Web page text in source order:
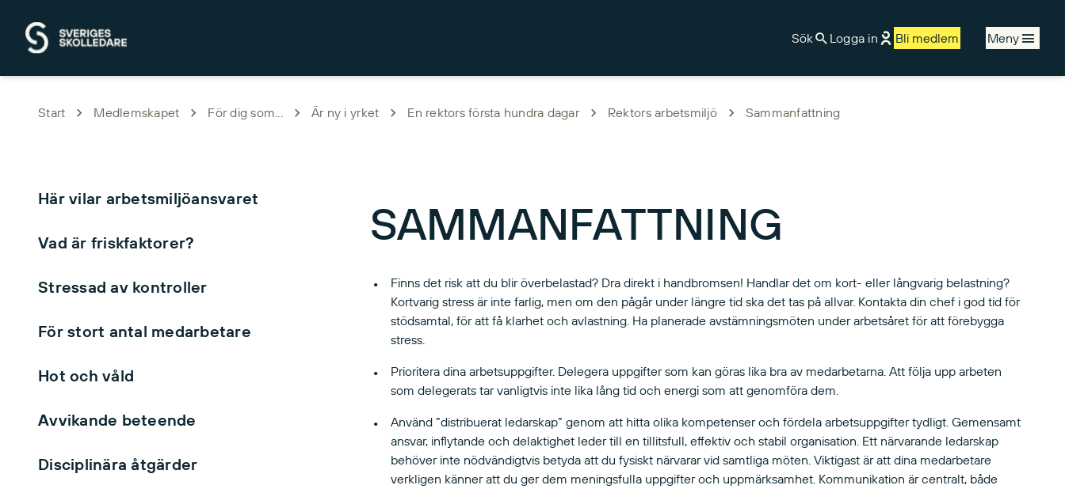
Sök
Logga in Bli medlem Meny
Start Medlemskapet För dig som... Är ny i yrket En rektors första hundra dagar Rektors arbetsmiljö Sammanfattning
Här vilar arbetsmiljöansvaret
Vad är friskfaktorer?
Stressad av kontroller
För stort antal medarbetare
Hot och våld
Avvikande beteende
Disciplinära åtgärder
SAMMANFATTNING
Finns det risk att du blir överbelastad? Dra direkt i handbromsen! Handlar det om kort- eller långvarig belastning?
Kortvarig stress är inte farlig, men om den pågår under längre tid ska det tas på allvar. Kontakta din chef i god tid för
stödsamtal, för att få klarhet och avlastning. Ha planerade avstämningsmöten under arbetsåret för att förebygga
stress.
Prioritera dina arbetsuppgifter. Delegera uppgifter som kan göras lika bra av medarbetarna. Att följa upp arbeten
som delegerats tar vanligtvis inte lika lång tid och energi som att genomföra dem.
Använd ”distribuerat ledarskap” genom att hitta olika kompetenser och fördela arbetsuppgifter tydligt. Gemensamt
ansvar, inflytande och delaktighet leder till en tillitsfull, effektiv och stabil organisation. Ett närvarande ledarskap
behöver inte nödvändigtvis betyda att du fysiskt närvarar vid samtliga möten. Viktigast är att dina medarbetare
verkligen känner att du ger dem meningsfulla uppgifter och uppmärksamhet. Kommunikation är centralt, både